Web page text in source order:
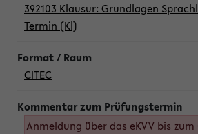
392103 Klausur: Grundlagen
Termin (Kl)
CITEC
Anmeldung über das eKVV bis zum